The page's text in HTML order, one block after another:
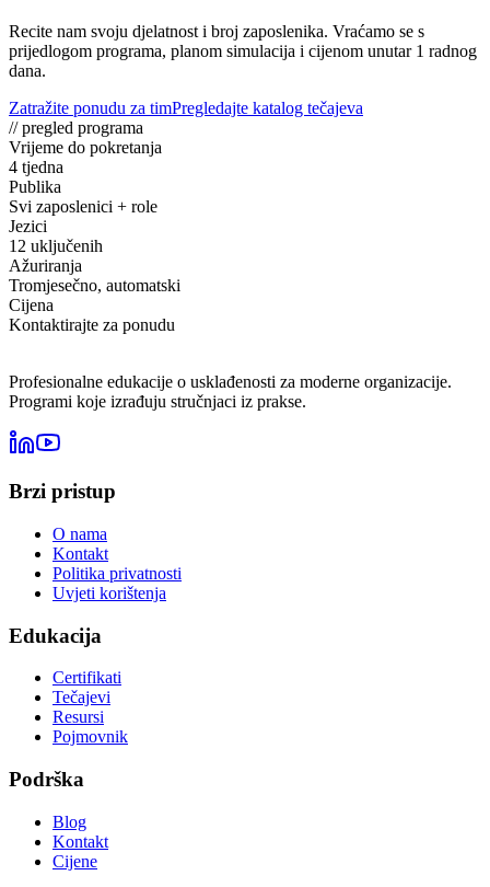
Recite nam svoju djelatnost i broj zaposlenika. Vraćamo se s
prijedlogom programa, planom simulacija i cijenom unutar 1 radnog
dana.
Zatražite ponudu za timPregledajte katalog tečajeva
// pregled programa
Vrijeme do pokretanja
4 tjedna
Publika
Svi zaposlenici + role
Jezici
12 uključenih
Ažuriranja
Tromjesečno, automatski
Cijena
Kontaktirajte za ponudu
Profesionalne edukacije o usklađenosti za moderne organizacije.
Programi koje izrađuju stručnjaci iz prakse.
Brzi pristup
O nama
Kontakt
Politika privatnosti
Uvjeti korištenja
Edukacija
Certifikati
Tečajevi
Resursi
Pojmovnik
Podrška
Blog
Kontakt
Cijene